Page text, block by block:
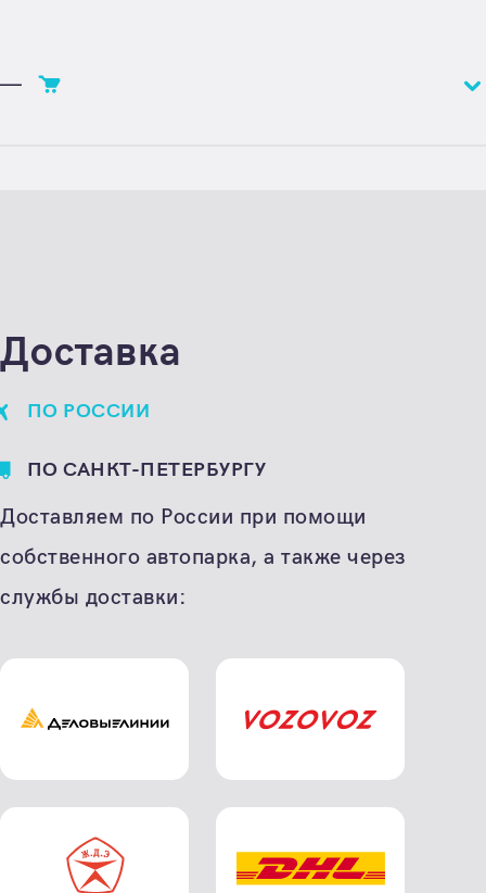
—
ПО РОССИИ
ПО САНКТ-ПЕТЕРБУРГУ
Доставка
Доставляем по России при помощи
собственного автопарка, а также через
службы доставки: